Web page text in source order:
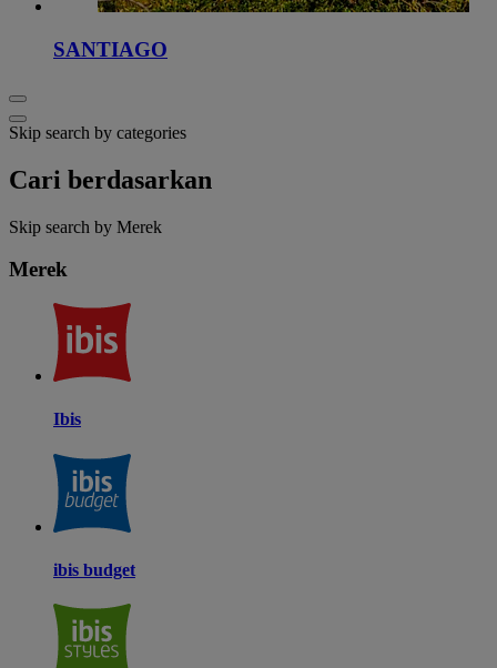
SANTIAGO
Skip search by categories
Cari berdasarkan
Skip search by Merek
Merek
Ibis
ibis budget